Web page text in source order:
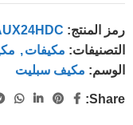
رمز المنتج:
التصنيفات: مكيفات,
الوسم: مكيف سبليت
Share: